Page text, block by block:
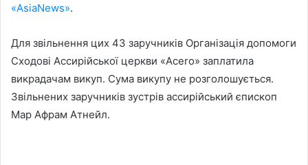
«AsiaNews».
Для звільнення цих 43 заручників Організація допомоги
Сходові Ассирійської церкви «Acero» заплатила
викрадачам викуп. Сума викупу не розголошується.
Звільнених заручників зустрів ассирійський єпископ
Мар Афрам Атнейл.